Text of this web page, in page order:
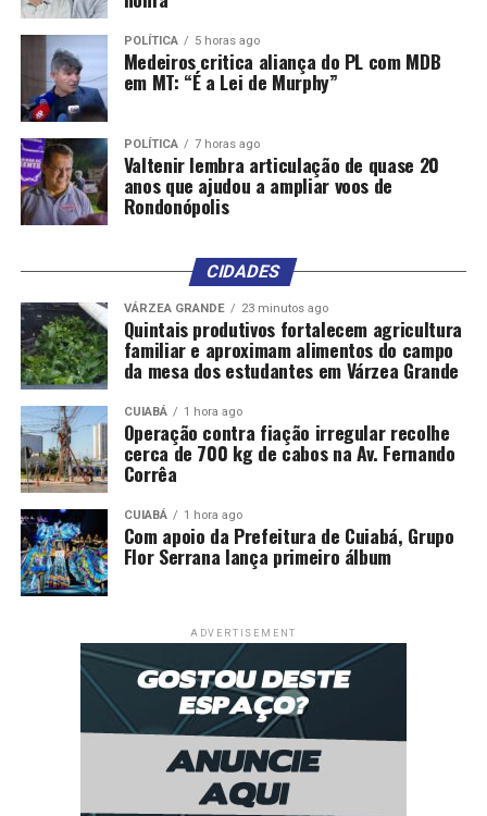
POLÍTICA 5 horas ago
Medeiros critica aliança do PL com MDB
em MT: “É a Lei de Murphy”
POLÍTICA 7 horas ago
Valtenir lembra articulação de quase 20
anos que ajudou a ampliar voos de
Rondonópolis
CIDADES
VÁRZEA GRANDE 23 minutos ago
Quintais produtivos fortalecem agricultura
familiar e aproximam alimentos do campo
da mesa dos estudantes em Várzea Grande
CUIABÁ 1 hora ago
Operação contra fiação irregular recolhe
cerca de 700 kg de cabos na Av. Fernando
Corrêa
CUIABÁ 1 hora ago
Com apoio da Prefeitura de Cuiabá, Grupo
Flor Serrana lança primeiro álbum
ADVERTISEMENT